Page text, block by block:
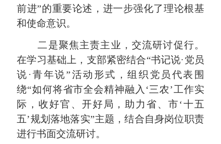
前进”的重要论述，进一步强化了理论根基
和使命意识。
二是聚焦主责主业，交流研讨促行。
在学习基础上，支部紧密结合“书记说·党员
说·青年说”活动形式，组织党员代表围
绕“如何将省市全会精神融入‘三农’工作实
际，收好官、开好局，助力省、市‘十五
五’规划落地落实”主题，结合自身岗位职责
进行书面交流研讨。